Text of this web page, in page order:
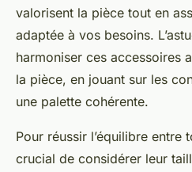
valorisent la pièce tout en
adaptée à vos besoins.
harmoniser ces accessoires
la pièce, en jouant sur les
une palette cohérente.
Pour réussir l’équilibre entre
crucial de considérer leur